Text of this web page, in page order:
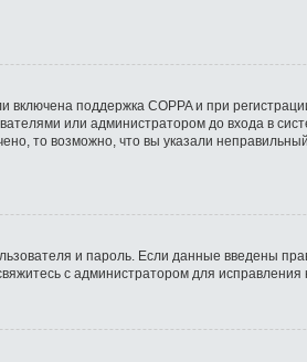
поддержка COPPA и при
или администратором до входа в
то возможно, что вы указали
и пароль. Если данные введены
с администратором для исправления